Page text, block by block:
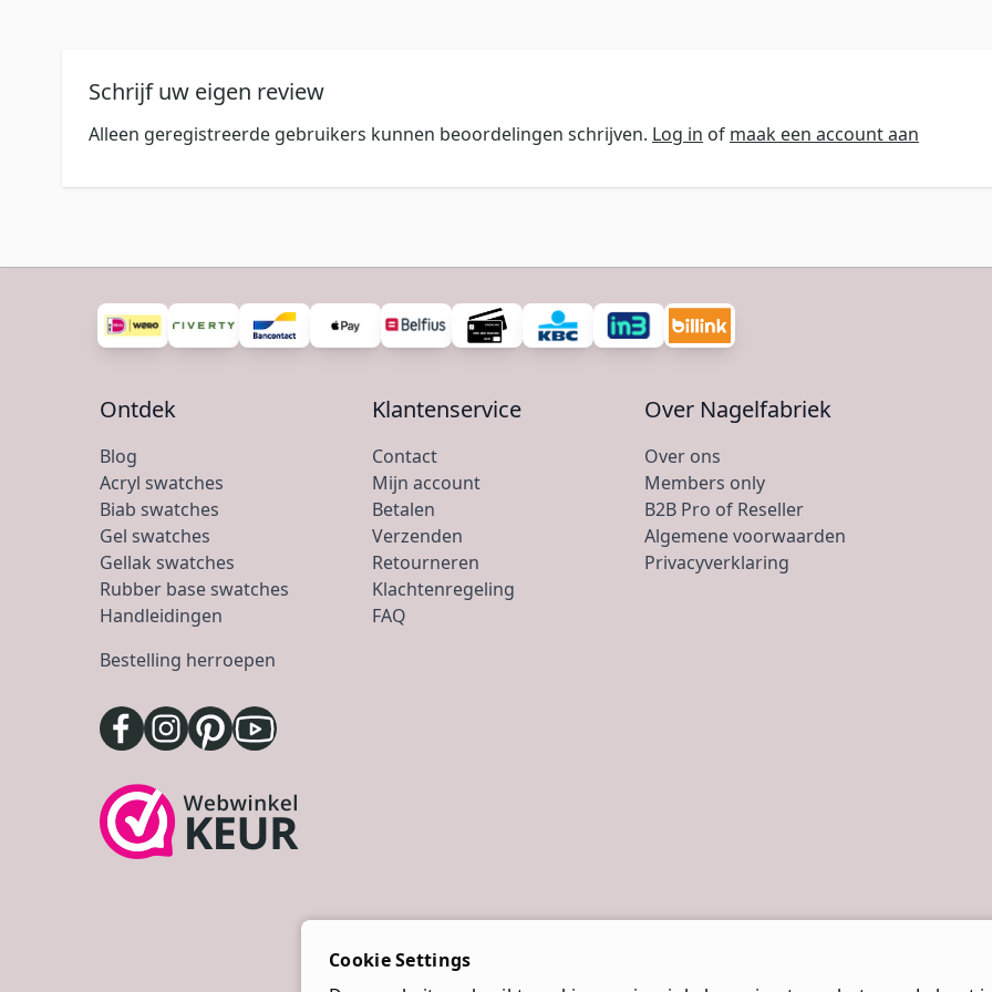
Schrijf uw eigen review
Alleen geregistreerde gebruikers kunnen beoordelingen schrijven. Log in of maak een account aan
Ontdek
Blog
Acryl swatches
Biab swatches
Gel swatches
Gellak swatches
Rubber base swatches
Handleidingen
Bestelling herroepen
Klantenservice
Contact
Mijn account
Betalen
Verzenden
Retourneren
Klachtenregeling
FAQ
Over Nagelfabriek
Over ons
Members only
B2B Pro of Reseller
Algemene voorwaarden
Privacyverklaring
Cookie Settings